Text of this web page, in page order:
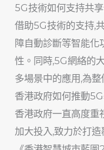
5G技術如何支持共
借助5G技術的支持,
障自動診斷等智能化
性。同時,5G網絡的
多場景中的應用,為
香港政府如何推動
香港政府一直高度重
加大投入,致力於打